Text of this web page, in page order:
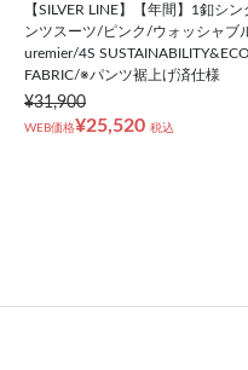
【SILVER LINE】【年間】1釦シ
ンツスーツ/ピンク/ウォッシャブ
uremier/4S
FABRIC/※パンツ裾上げ済仕様
¥31,900
WEB価格¥25,520 税込